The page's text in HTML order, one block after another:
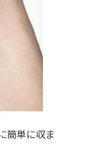
簡単に収ま